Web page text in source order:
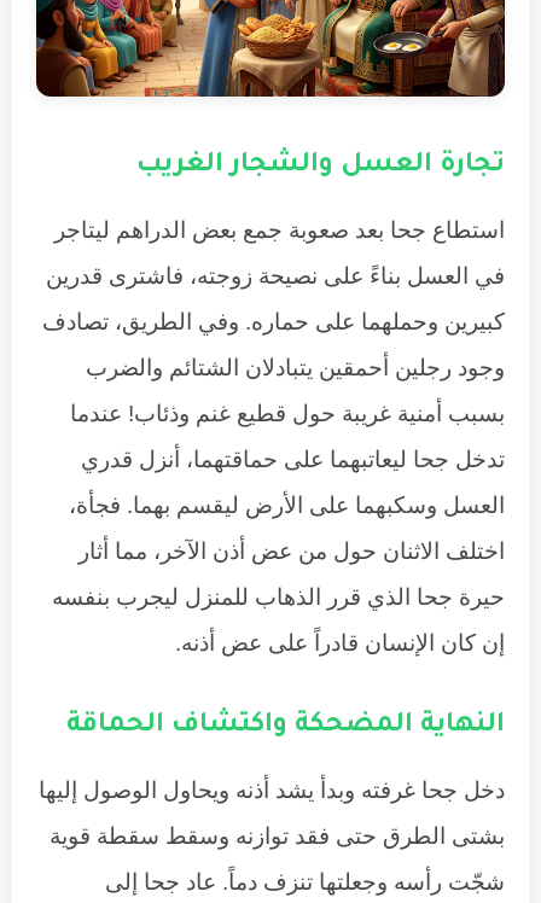
تجارة العسل والشجار الغريب
استطاع جحا بعد صعوبة جمع بعض الدراهم ليتاجر
في العسل بناءً على نصيحة زوجته، فاشترى قدرين
كبيرين وحملهما على حماره. وفي الطريق، تصادف
وجود رجلين أحمقين يتبادلان الشتائم والضرب
بسبب أمنية غريبة حول قطيع غنم وذئاب! عندما
تدخل جحا ليعاتبهما على حماقتهما، أنزل قدري
العسل وسكبهما على الأرض ليقسم بهما. فجأة،
اختلف الاثنان حول من عض أذن الآخر، مما أثار
حيرة جحا الذي قرر الذهاب للمنزل ليجرب بنفسه
إن كان الإنسان قادراً على عض أذنه.
النهاية المضحكة واكتشاف الحماقة
دخل جحا غرفته وبدأ يشد أذنه ويحاول الوصول إليها
بشتى الطرق حتى فقد توازنه وسقط سقطة قوية
شجّت رأسه وجعلتها تنزف دماً. عاد جحا إلى